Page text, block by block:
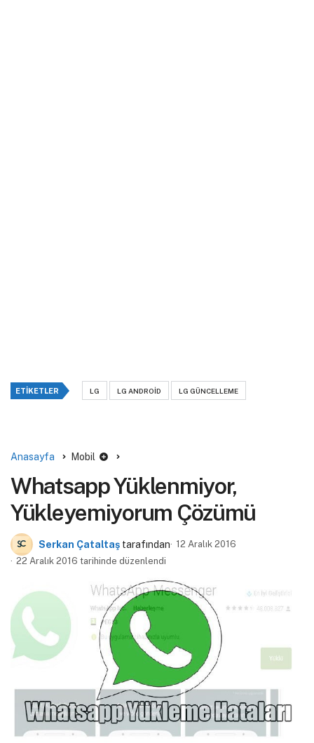
ETIKETLER LG LG ANDROID LG GÜNCELLEME
Anasayfa Mobil
Whatsapp Yüklenmiyor,
Yükleyemiyorum Çözümü
Serkan Çataltaş tarafından
12 Aralık 2016
22 Aralık 2016 tarihinde düzenlendi